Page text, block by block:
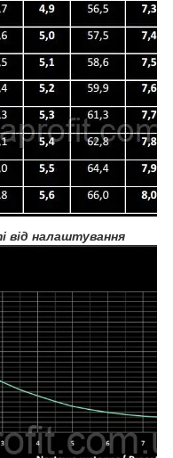
від налаштування